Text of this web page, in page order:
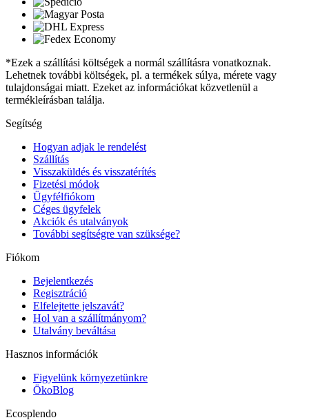
*Ezek a szállítási költségek a normál szállításra vonatkoznak.
Lehetnek további költségek, pl. a termékek súlya, mérete vagy
tulajdonságai miatt. Ezeket az információkat közvetlenül a
termékleírásban találja.
Segítség
Hogyan adjak le rendelést
Szállítás
Visszaküldés és visszatérítés
Fizetési módok
Ügyfélfiókom
Céges ügyfelek
Akciók és utalványok
További segítségre van szüksége?
Fiókom
Bejelentkezés
Regisztráció
Elfelejtette jelszavát?
Hol van a szállítmányom?
Utalvány beváltása
Hasznos információk
Figyelünk környezetünkre
ÖkoBlog
Ecosplendo